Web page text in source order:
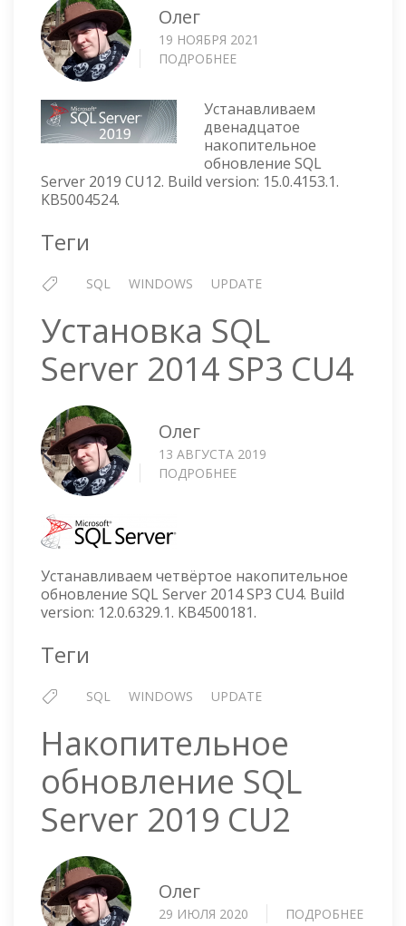
Олег
19 НОЯБРЯ 2021
ПОДРОБНЕЕ
SERVER
2019
CU12
Устанавливаем
двенадцатое
накопительное
обновление SQL
Server 2019 CU12. Build version: 15.0.4153.1.
KB5004524.
Теги
SQL WINDOWS UPDATE
Установка SQL
Server 2014 SP3 CU4
Олег
13 АВГУСТА 2019
ПОДРОБНЕЕ
CU4
Устанавливаем четвёртое накопительное
обновление SQL Server 2014 SP3 CU4. Build
version: 12.0.6329.1. KB4500181.
Теги
SQL WINDOWS UPDATE
Накопительное
обновление SQL
Server 2019 CU2
Олег
29 ИЮЛЯ 2020 ПОДРОБНЕЕ